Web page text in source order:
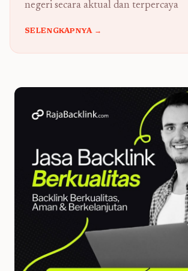
negeri secara aktual dan terpercaya
SELENGKAPNYA →